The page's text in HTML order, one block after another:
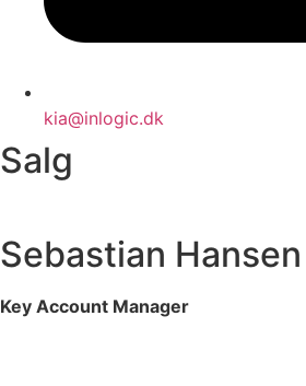
kia@inlogic.dk
Salg
Sebastian Hansen
Key Account Manager